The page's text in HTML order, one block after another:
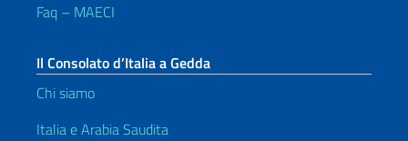
Faq – MAECI
Il Consolato d’Italia a Gedda
Chi siamo
Italia e Arabia Saudita